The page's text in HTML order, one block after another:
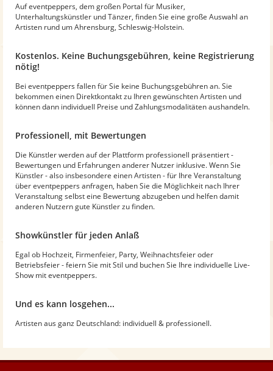
Auf eventpeppers, dem großen Portal für Musiker,
Unterhaltungskünstler und Tänzer, finden Sie eine große Auswahl an
Artisten rund um Ahrensburg, Schleswig-Holstein.
Kostenlos. Keine Buchungsgebühren, keine Registrierung
nötig!
Bei eventpeppers fallen für Sie keine Buchungsgebühren an. Sie
bekommen einen Direktkontakt zu Ihren gewünschten Artisten und
können dann individuell Preise und Zahlungsmodalitäten aushandeln.
Professionell, mit Bewertungen
Die Künstler werden auf der Plattform professionell präsentiert -
Bewertungen und Erfahrungen anderer Nutzer inklusive. Wenn Sie
Künstler - also insbesondere einen Artisten - für Ihre Veranstaltung
über eventpeppers anfragen, haben Sie die Möglichkeit nach Ihrer
Veranstaltung selbst eine Bewertung abzugeben und helfen damit
anderen Nutzern gute Künstler zu finden.
Showkünstler für jeden Anlaß
Egal ob Hochzeit, Firmenfeier, Party, Weihnachtsfeier oder
Betriebsfeier - feiern Sie mit Stil und buchen Sie Ihre individuelle Live-
Show mit eventpeppers.
Und es kann losgehen...
Artisten aus ganz Deutschland: individuell & professionell.